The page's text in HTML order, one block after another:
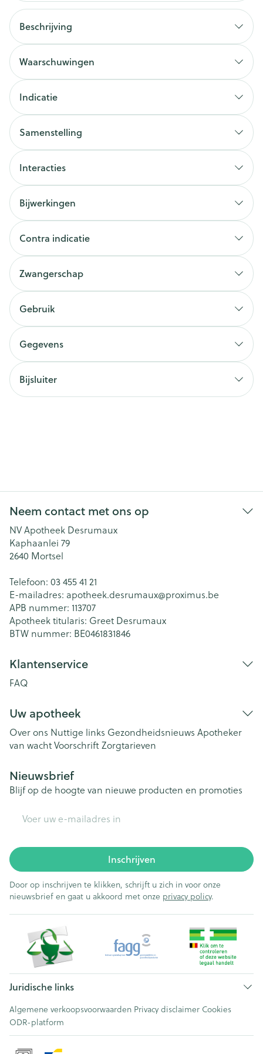
Beschrijving
Waarschuwingen
Indicatie
Samenstelling
Interacties
Bijwerkingen
Contra indicatie
Zwangerschap
Gebruik
Gegevens
Bijsluiter
Neem contact met ons op
NV Apotheek Desrumaux
Kaphaanlei 79
2640 Mortsel
Telefoon: 03 455 41 21
E-mailadres: apotheek.desrumaux@proximus.be
APB nummer: 113707
Apotheek titularis: Greet Desrumaux
BTW nummer: BE0461831846
Klantenservice
FAQ
Uw apotheek
Over ons Nuttige links Gezondheidsnieuws Apotheker
van wachtVoorschriftZorgtarieven
Nieuwsbrief
Blijf op de hoogte van nieuwe producten en promoties
Inschrijven
Door op inschrijven te klikken, schrijft u zich in voor onze
nieuwsbrief en gaat u akkoord met onze privacy policy.
Juridische links
Algemene verkoopsvoorwaarden Privacy disclaimer Cookies
ODR-platform